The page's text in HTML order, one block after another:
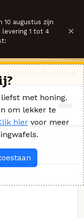
10 augustus zijn
levering 1 tot 4
×
met honing.
om lekker te
hier voor meer